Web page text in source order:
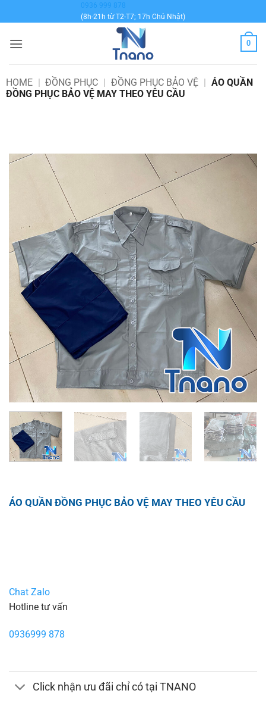
qua
dung
0936 999 878
(8h-21h từ T2-T7; 17h Chủ Nhật)
0
HOME | ĐỒNG PHỤC | ĐỒNG PHỤC BẢO VỆ | ÁO QUẦN
ĐỒNG PHỤC BẢO VỆ MAY THEO YÊU CẦU
ÁO QUẦN ĐỒNG PHỤC BẢO VỆ MAY THEO YÊU CẦU
Chat Zalo
Hotline tư vấn
0936999 878
Click nhận ưu đãi chỉ có tại TNANO